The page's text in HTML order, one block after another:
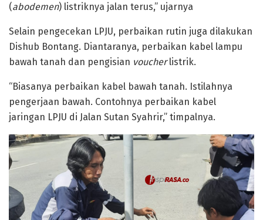
(abodemen) listriknya jalan terus,” ujarnya
Selain pengecekan LPJU, perbaikan rutin juga dilakukan
Dishub Bontang. Diantaranya, perbaikan kabel lampu
bawah tanah dan pengisian voucherlistrik.
“Biasanya perbaikan kabel bawah tanah. Istilahnya
pengerjaan bawah. Contohnya perbaikan kabel
jaringan LPJU di Jalan Sutan Syahrir,” timpalnya.